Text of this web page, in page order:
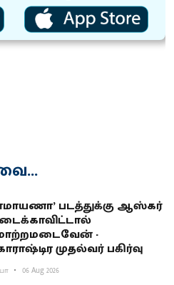
படத்துக்கு ஆஸ்கர்
-
முதல்வர் பகிர்வு
06 Aug 2026